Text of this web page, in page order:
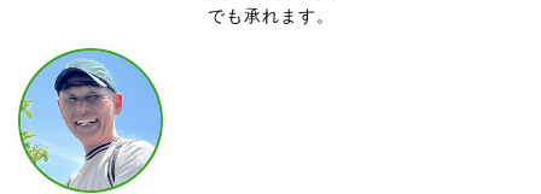
でも承れます。